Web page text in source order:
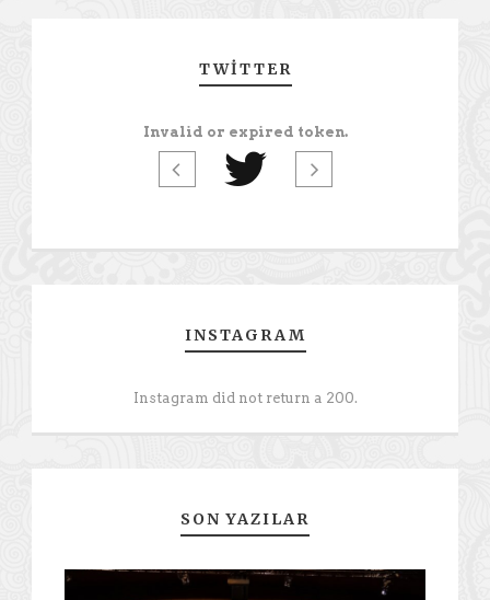
TWITTER
Invalid or expired token.
INSTAGRAM
Instagram did not return a 200.
SON YAZILAR